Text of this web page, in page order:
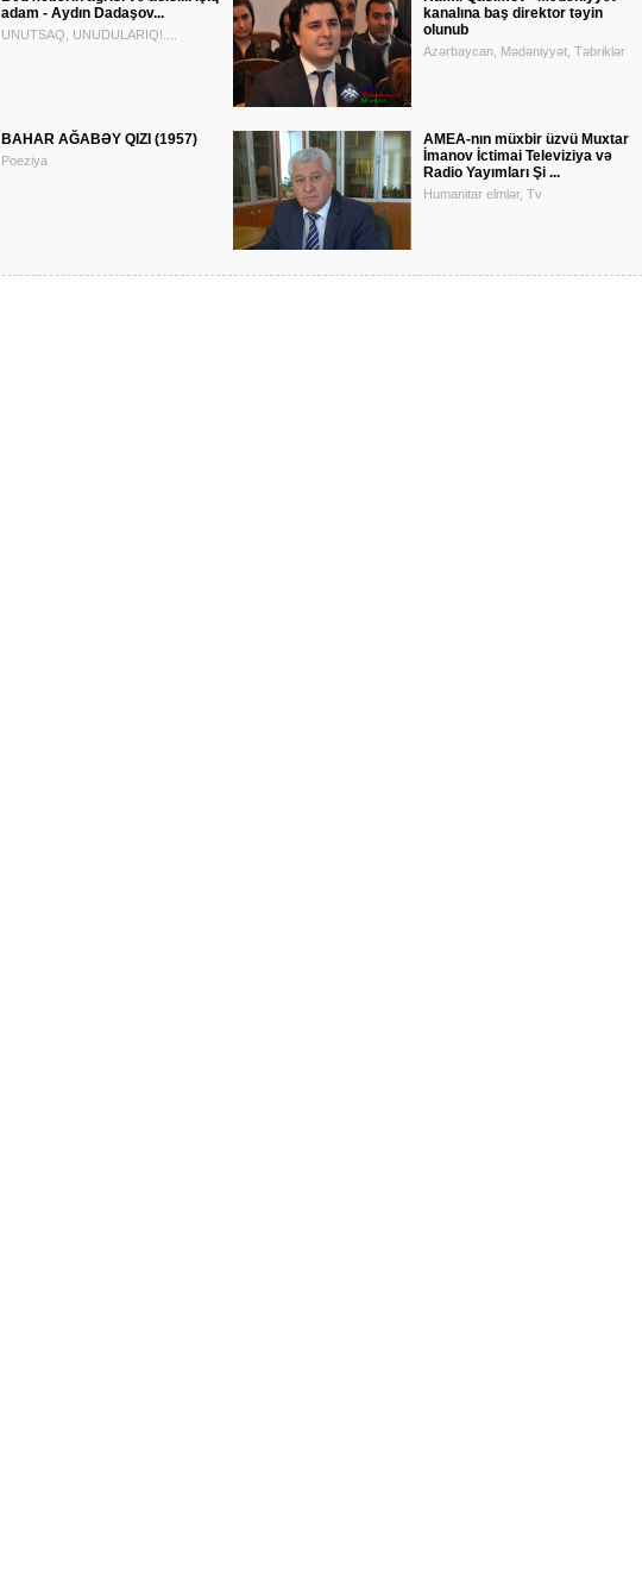
adam - Aydın Dadaşov...
UNUTSAQ, UNUDULARIQ!....
kanalına baş direktor təyin
olunub
Azərbaycan, Mədəniyyət, Təbriklər
BAHAR AĞABƏY QIZI (1957)
Poeziya
AMEA-nın müxbir üzvü Muxtar
İmanov İctimai Televiziya və
Radio Yayımları Şi ...
Humanitar elmlər, Tv